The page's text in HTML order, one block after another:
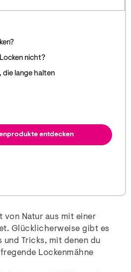
nicht?
die lange halten
entdecken
von Natur aus mit einer
Glücklicherweise gibt es
und Tricks, mit denen du
Lockenmähne